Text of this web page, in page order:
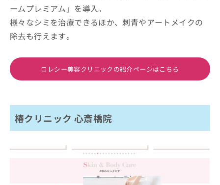
ームプレミアム」を導入。
様々なシミを治療できるほか、刺青やアートメイクの
除去も行えます。
ロレシー美容クリニックの紹介ページはこちら
椿クリニック 心斎橋院